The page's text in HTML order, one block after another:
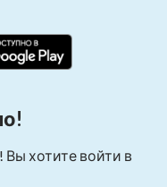
хотите войти в